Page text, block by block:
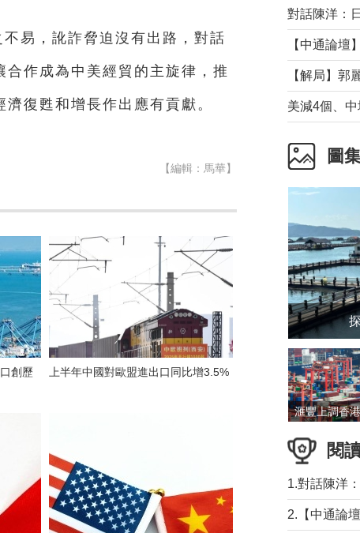
易，訛詐脅迫沒有出路，對話
作成為中美經貿的主旋律，推
復甦和增長作出應有貢獻。
【編輯：馬華】
創歷
上半年中國對歐盟進出口同比增3.5%
圖
閱